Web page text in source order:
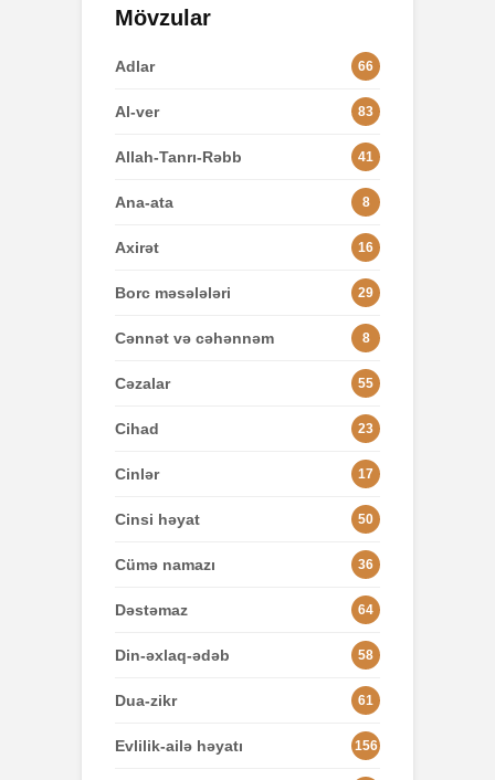
Mövzular
Adlar 66
Al-ver 83
Allah-Tanrı-Rəbb 41
Ana-ata 8
Axirət 16
Borc məsələləri 29
Cənnət və cəhənnəm 8
Cəzalar 55
Cihad 23
Cinlər 17
Cinsi həyat 50
Cümə namazı 36
Dəstəmaz 64
Din-əxlaq-ədəb 58
Dua-zikr 61
Evlilik-ailə həyatı 156